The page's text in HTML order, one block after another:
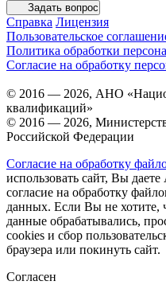
Задать вопрос
Справка Лицензия
Пользовательское
Политика обработки
Согласие на обработку
© 2016 — 2026, АНО
квалификаций»
© 2016 — 2026,
Российской Федерации
Согласие на обработку
использовать сайт, Вы
согласие на обработку
данных. Если Вы не
данные обрабатывались,
cookies и сбор
браузера или покинуть сайт.
Согласен